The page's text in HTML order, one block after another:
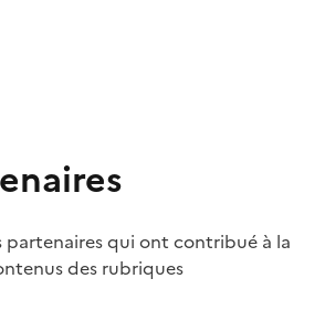
partenaires qui ont contribué à la
des rubriques